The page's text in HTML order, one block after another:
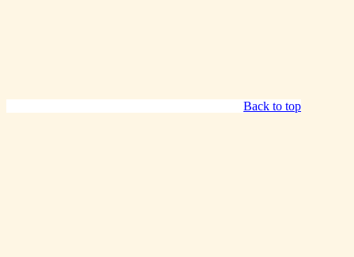
Back to top